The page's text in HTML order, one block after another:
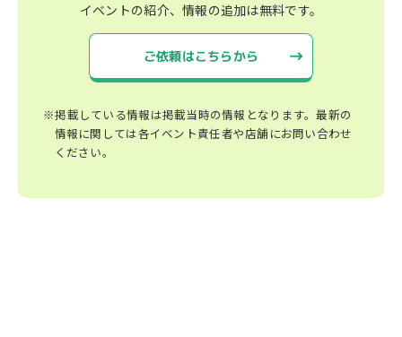
イベントの紹介、情報の追加は無料です。
ご依頼はこちらから
※掲載している情報は掲載当時の情報となります。最新の
情報に関しては各イベント責任者や店舗にお問い合わせ
ください。